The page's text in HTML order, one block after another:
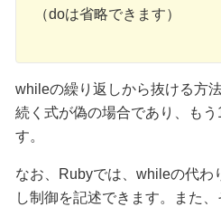
（doは省略できます）
whileの繰り返しから抜ける方
続く式が偽の場合であり、も
す。
なお、Rubyでは、whileの代わ
し制御を記述できます。また